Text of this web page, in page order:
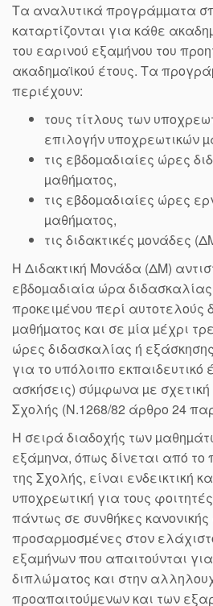
Τα αναλυτικά προγράµµατα
καταρτίζονται για κάθε
του εαρινού εξαµήνου του
ακαδηµαϊκού έτους. Τα
περιέχουν:
τους τίτλους των
επιλογήν υποχρεωτικών
τις εβδοµαδιαίες ώρες
µαθήµατος,
τις εβδοµαδιαίες ώρες
µαθήµατος,
τις διδακτικές µονάδες
Η Διδακτική Μονάδα (ΔΜ)
εβδοµαδιαία ώρα
προκειµένου περί αυτοτελούς
µαθήµατος και σε µία µέχρι
ώρες διδασκαλίας ή
για το υπόλοιπο
ασκήσεις) σύµφωνα µε
Σχολής (Ν.1268/82 άρθρο 24
Η σειρά διαδοχής των
εξάµηνα, όπως δίνεται από
της Σχολής, είναι ενδεικτική
υποχρεωτική για τους
πάντως σε συνθήκες κανονικής
προσαρµοσµένες στον
εξαµήνων που απαιτούνται
διπλώματος και στην
προαπαιτούµενων και των